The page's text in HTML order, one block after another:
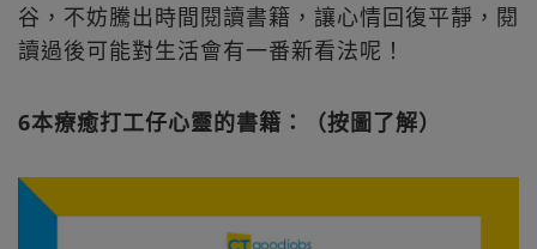
谷，不妨騰出時間閱讀書籍，讓心情回復平靜，閱
讀過後可能對生活會有一番新看法呢！
6本療癒打工仔心靈的書籍：（按圖了解）